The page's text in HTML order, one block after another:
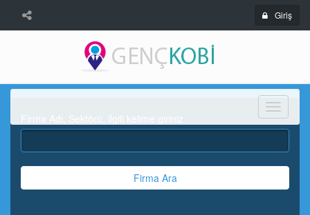
Giriş
Menü
Firma Ara